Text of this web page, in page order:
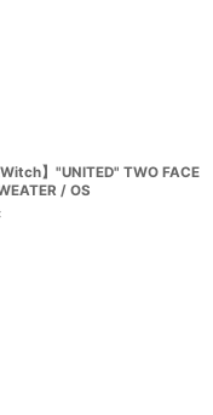
】"UNITED" TWO FACE
/ OS